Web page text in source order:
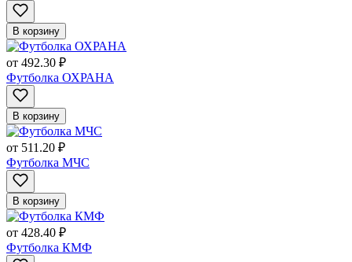
В корзину
от 492.30 ₽
Футболка ОХРАНА
В корзину
от 511.20 ₽
Футболка МЧС
В корзину
от 428.40 ₽
Футболка КМФ